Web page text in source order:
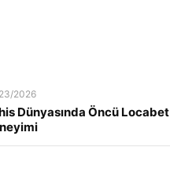
2026
Dünyasında Öncü Locabet